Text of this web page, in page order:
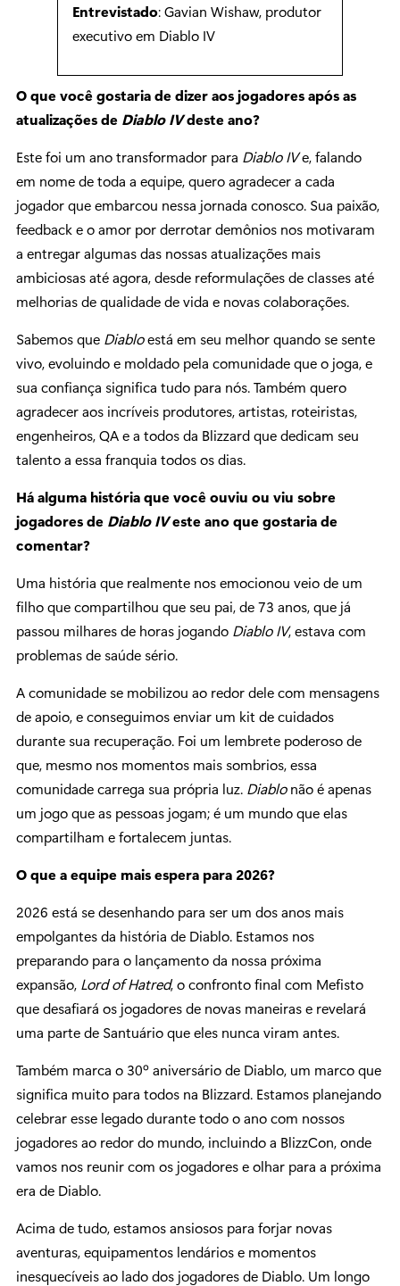
Entrevistado: Gavian Wishaw, produtor
executivo em Diablo IV
O que você gostaria de dizer aos jogadores após as
atualizações de Diablo IVdeste ano?
Este foi um ano transformador para Diablo IVe, falando
em nome de toda a equipe, quero agradecer a cada
jogador que embarcou nessa jornada conosco. Sua paixão,
feedback e o amor por derrotar demônios nos motivaram
a entregar algumas das nossas atualizações mais
ambiciosas até agora, desde reformulações de classes até
melhorias de qualidade de vida e novas colaborações.
Sabemos que Diabloestá em seu melhor quando se sente
vivo, evoluindo e moldado pela comunidade que o joga, e
sua confiança significa tudo para nós. Também quero
agradecer aos incríveis produtores, artistas, roteiristas,
engenheiros, QA e a todos da Blizzard que dedicam seu
talento a essa franquia todos os dias.
Há alguma história que você ouviu ou viu sobre
jogadores de Diablo IVeste ano que gostaria de
comentar?
Uma história que realmente nos emocionou veio de um
filho que compartilhou que seu pai, de 73 anos, que já
passou milhares de horas jogando Diablo IV, estava com
problemas de saúde sério.
A comunidade se mobilizou ao redor dele com mensagens
de apoio, e conseguimos enviar um kit de cuidados
durante sua recuperação. Foi um lembrete poderoso de
que, mesmo nos momentos mais sombrios, essa
comunidade carrega sua própria luz. Diablonão é apenas
um jogo que as pessoas jogam; é um mundo que elas
compartilham e fortalecem juntas.
O que a equipe mais espera para 2026?
2026 está se desenhando para ser um dos anos mais
empolgantes da história de Diablo. Estamos nos
preparando para o lançamento da nossa próxima
expansão, Lord of Hatred, o confronto final com Mefisto
que desafiará os jogadores de novas maneiras e revelará
uma parte de Santuário que eles nunca viram antes.
Também marca o 30º aniversário de Diablo, um marco que
significa muito para todos na Blizzard. Estamos planejando
celebrar esse legado durante todo o ano com nossos
jogadores ao redor do mundo, incluindo a BlizzCon, onde
vamos nos reunir com os jogadores e olhar para a próxima
era de Diablo.
Acima de tudo, estamos ansiosos para forjar novas
aventuras, equipamentos lendários e momentos
inesquecíveis ao lado dos jogadores de Diablo. Um longo